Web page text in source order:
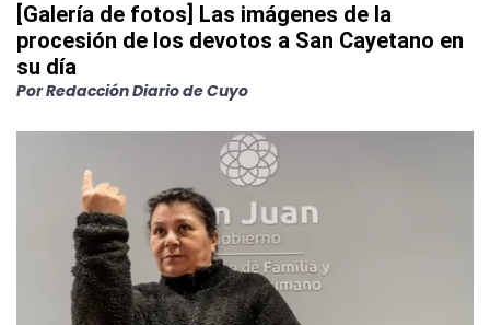
[Galería de fotos] Las imágenes de la
procesión de los devotos a San Cayetano en
su día
PorRedacción Diario de Cuyo